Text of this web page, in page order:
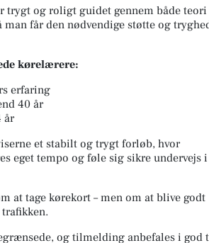
trygt og roligt guidet gennem både
får den nødvendige støtte og
kørelærere:
erfaring
40 år
år
et stabilt og trygt forløb, hvor
eget tempo og føle sig sikre undervejs i
at tage kørekort – men om at blive godt
og tilmelding anbefales i god
Detailing Center
realitet. En 2008 Ford Mustang
Bullitt fik en skånsom 2-trins
Åbn opslaget